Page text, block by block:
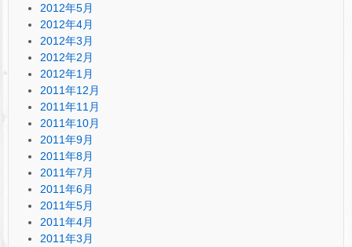
2012年5月
2012年4月
2012年3月
2012年2月
2012年1月
2011年12月
2011年11月
2011年10月
2011年9月
2011年8月
2011年7月
2011年6月
2011年5月
2011年4月
2011年3月